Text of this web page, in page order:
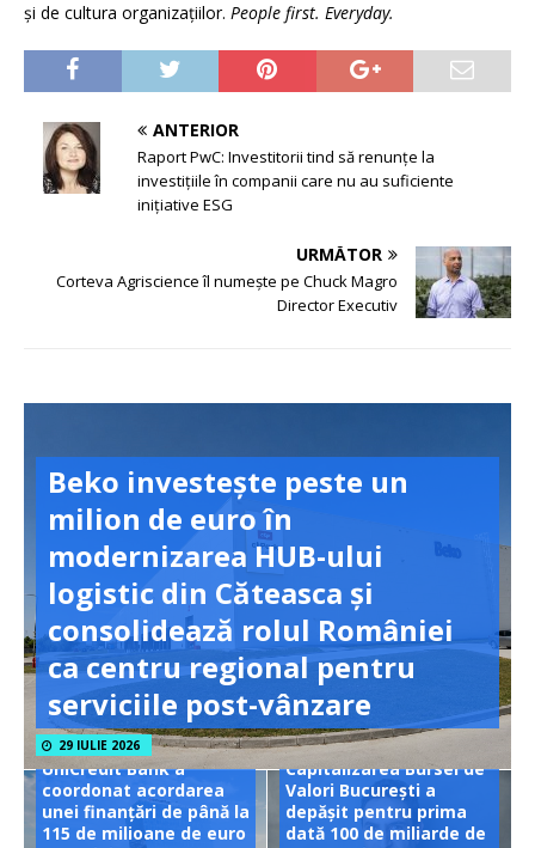
și de cultura organizațiilor. People first. Everyday.
ANTERIOR
Raport PwC: Investitorii tind să renunțe la
investițiile în companii care nu au suficiente
inițiative ESG
URMĂTOR
Corteva Agriscience îl numește pe Chuck Magro
Director Executiv
Beko investește peste un
milion de euro în
modernizarea HUB-ului
logistic din Căteasca și
consolidează rolul României
ca centru regional pentru
serviciile post-vânzare
29 IULIE 2026
UniCredit Bank a
coordonat acordarea
unei finanțări de până la
115 de milioane de euro
Capitalizarea Bursei de
Valori București a
depășit pentru prima
dată 100 de miliarde de